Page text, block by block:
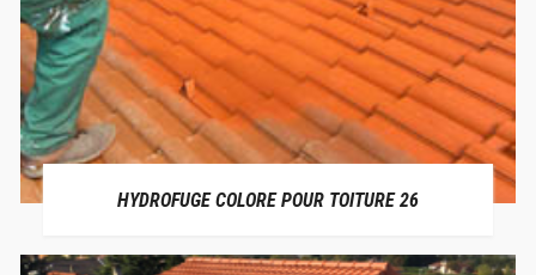
HYDROFUGE COLORE POUR TOITURE 26